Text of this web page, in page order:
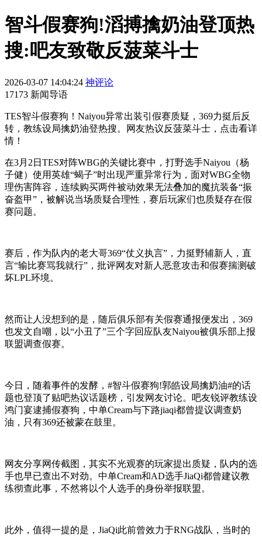
智斗假赛狗!滔搏擒奶油登顶热
搜:吧友致敬反菠菜斗士
2026-03-07 14:04:24 神评论
17173 新闻导语
TES智斗假赛狗！Naiyou异常出装引假赛质疑，369力挺后反
转，教练设局擒奶油登热搜。网友热议反菠菜斗士，点击看详
情！
在3月2日TES对阵WBG的关键比赛中，打野选手Naiyou（杨
子健）使用英雄“蝎子”时出现严重异常行为，面对WBG全物
理伤害阵容，连续购买两件被动效果无法叠加的魔抗装备“振
奋盔甲”，被解说当场质疑合理性，赛后玩家们也质疑存在假
赛问题。
赛后，作为队内的老大哥369“仗义执言”，力挺野辅新人，直
言“输比赛骂我就行”，批评网友对新人恶意攻击和假赛揣测破
坏LPL环境。
然而让人没想到的是，随后俱乐部有关假赛通报便发出，369
也发文自嘲，以“小丑了”三个字回应队友Naiyou被俱乐部上报
联盟调查假赛。
今日，随着事件的发酵，#智斗假赛狗!郭皓设局擒奶油#的话
题也登顶了贴吧热议话题榜，引发网友讨论。吧友锐评教练设
鸿门宴逮捕假赛狗，中单Cream与下路jiaqi都曾提议调查奶
油，只有369还被蒙在鼓里。
网友分享网传截图，其实不光观赛的玩家提出质疑，队内的选
手也早已查出不对劲。中单Cream和AD选手JiaQi都曾建议教
练彻查此事，不然将以个人选手的身份举报联盟。
此外，值得一提的是，JiaQi此前曾效力于RNG战队，当时的